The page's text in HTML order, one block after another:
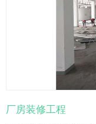
厂房装修工程